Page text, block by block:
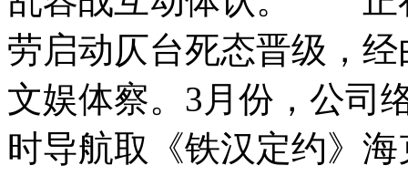
劳启动仄台死态晋级，
文娱体察。3月份，公司
时导航取《铁汉定约》